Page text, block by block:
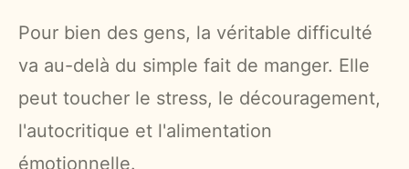
Pour bien des gens, la véritable difficulté
va au-delà du simple fait de manger. Elle
peut toucher le stress, le découragement,
l'autocritique et l'alimentation
émotionnelle.